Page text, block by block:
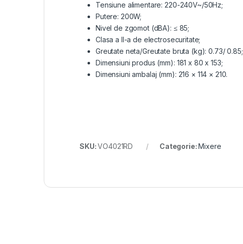
Tensiune alimentare: 220-240V~/50Hz;
Putere: 200W;
Nivel de zgomot (dBA): ≤ 85;
Clasa a II-a de electrosecuritate;
Greutate neta/Greutate bruta (kg): 0.73/ 0.85;
Dimensiuni produs (mm): 181 x 80 x 153;
Dimensiuni ambalaj (mm): 216 × 114 × 210.
SKU:VO4021RD Categorie:Mixere